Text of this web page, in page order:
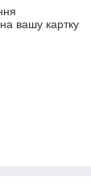
вашу картку